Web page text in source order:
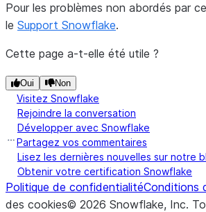
Pour les problèmes non abordés par
le Support Snowflake.
Cette page a-t-elle été utile ?
Oui Non
Visitez Snowflake
Rejoindre la conversation
Développer avec Snowflake
Partagez vos commentaires
Lisez les dernières nouvelles sur notre
Obtenir votre certification Snowflake
Politique de confidentialitéConditions
des cookies© 2026 Snowflake, Inc.